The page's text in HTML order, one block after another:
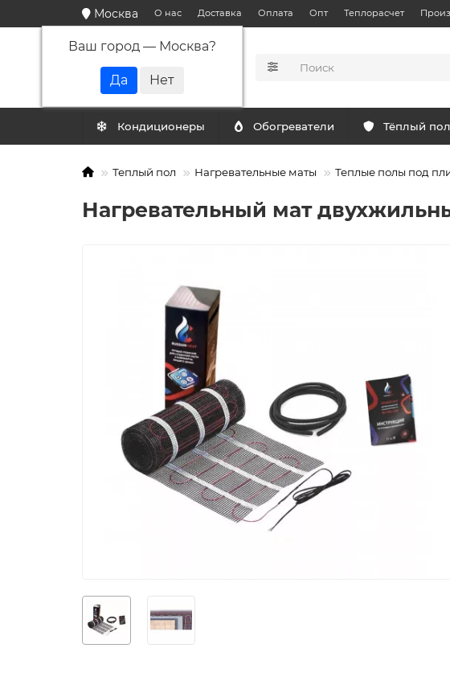
Москва
Ваш город — Москва?
О нас Доставка Оплата Опт Теплорасчет
Кондиционеры Обогреватели Тёплый пол
Теплый пол Нагревательные маты Теплые полы под
Нагревательный мат